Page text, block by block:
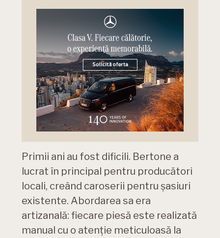
Primii ani au fost dificili. Bertone a
lucrat în principal pentru producători
locali, creând caroserii pentru șasiuri
existente. Abordarea sa era
artizanală: fiecare piesă este realizată
manual cu o atenție meticuloasă la